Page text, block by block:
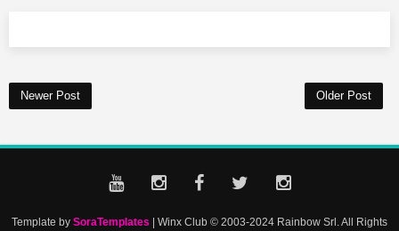
Newer Post Older Post
Template by SoraTemplates | Winx Club © 2003-2024 Rainbow Srl. All Rights